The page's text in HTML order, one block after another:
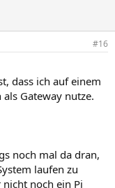
#16
dass ich auf einem
Gateway nutze.
noch mal da dran,
laufen zu
noch ein Pi